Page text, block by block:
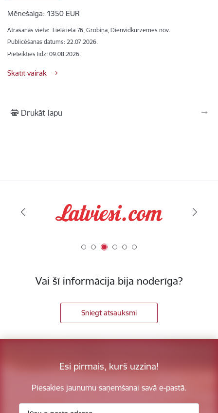
Mēnešalga: 1350 EUR
Atrašanās vieta: Lielā iela 76, Grobiņa, Dienvidkurzemes nov.
Publicēšanas datums: 22.07.2026.
Pieteikties līdz: 09.08.2026.
Skatīt vairāk
Drukāt lapu
Vai šī informācija bija noderīga?
Sniegt atsauksmi
Esi pirmais, kurš uzzina!
Piesakies jaunumu saņemšanai savā e-pastā.